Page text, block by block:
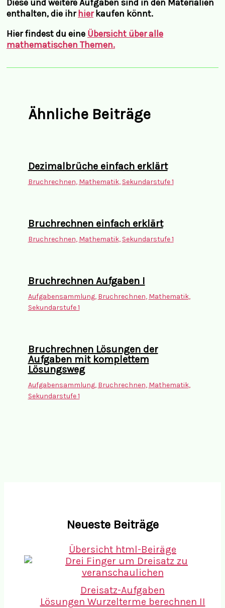
Diese und weitere Aufgaben sind in den Materialien
enthalten, die ihrhierkaufen könnt.
Hier findest du eine Übersicht über alle
mathematischen Themen.
Ähnliche Beiträge
Dezimalbrüche einfach erklärt
Bruchrechnen, Mathematik, Sekundarstufe 1
Bruchrechnen einfach erklärt
Bruchrechnen, Mathematik, Sekundarstufe 1
Bruchrechnen Aufgaben I
Aufgabensammlung, Bruchrechnen, Mathematik,
Sekundarstufe 1
Bruchrechnen Lösungen der
Aufgaben mit komplettem
Lösungsweg
Aufgabensammlung, Bruchrechnen, Mathematik,
Sekundarstufe 1
Neueste Beiträge
Übersicht html-Beiräge
Dreisatz-Aufgaben
Lösungen Wurzelterme berechnen II